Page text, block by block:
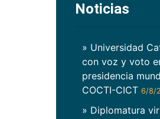
Noticias
» Universidad
con voz y voto
presidencia
COCTI-CICT 6/8/
» Diplomatura